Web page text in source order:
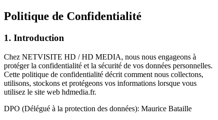
Politique de Confidentialité
1. Introduction
Chez NETVISITE HD / HD MEDIA, nous nous engageons à
protéger la confidentialité et la sécurité de vos données personnelles.
Cette politique de confidentialité décrit comment nous collectons,
utilisons, stockons et protégeons vos informations lorsque vous
utilisez le site web hdmedia.fr.
DPO (Délégué à la protection des données): Maurice Bataille